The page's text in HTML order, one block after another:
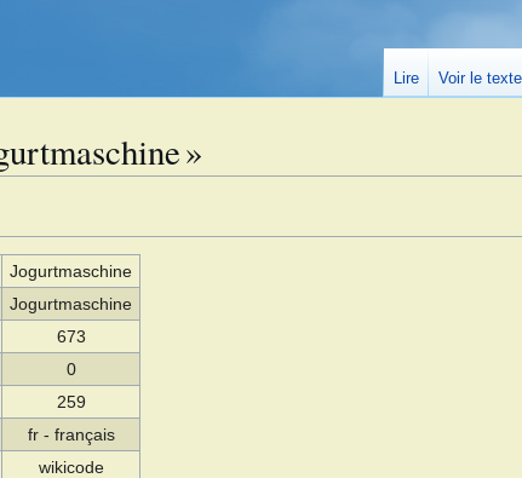
»
Jogurtmaschine
Jogurtmaschine
673
0
259
fr - français
wikicode
Lire Voir le